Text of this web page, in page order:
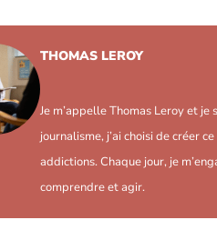
THOMAS LEROY
Je m’appelle Thomas Leroy et
journalisme, j’ai choisi de créer
addictions. Chaque jour, je
comprendre et agir.